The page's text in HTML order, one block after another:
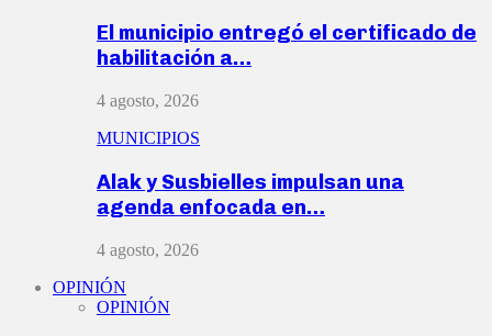
El municipio entregó el certificado de
habilitación a…
4 agosto, 2026
MUNICIPIOS
Alak y Susbielles impulsan una
agenda enfocada en…
4 agosto, 2026
OPINIÓN
OPINIÓN